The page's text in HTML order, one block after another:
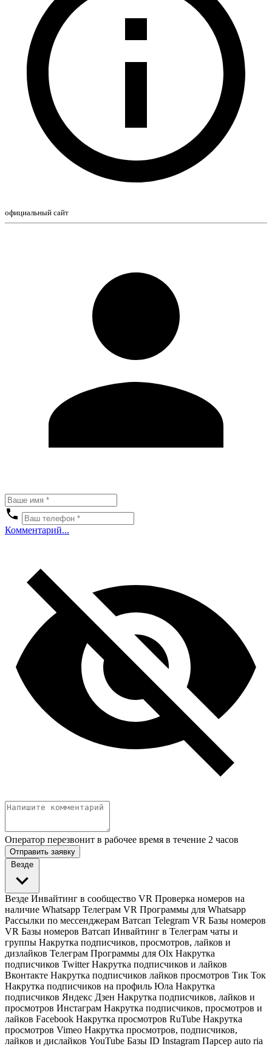
официальный сайт
Комментарий...
Оператор перезвонит в рабочее время в течение 2 часов
Отправить заявку
Везде
Везде Инвайтинг в сообщество VR Проверка номеров на
наличие Whatsapp Телеграм VR Программы для Whatsapp
Рассылки по мессенджерам Ватсап Telegram VR Базы номеров
VR Базы номеров Ватсап Инвайтинг в Телеграм чаты и
группы Накрутка подписчиков, просмотров, лайков и
дизлайков Телеграм Программы для Olx Накрутка
подписчиков Twitter Накрутка подписчиков и лайков
Вконтакте Накрутка подписчиков лайков просмотров Тик Ток
Накрутка подписчиков на профиль Юла Накрутка
подписчиков Яндекс Дзен Накрутка подписчиков, лайков и
просмотров Инстаграм Накрутка подписчиков, просмотров и
лайков Facebook Накрутка просмотров RuTube Накрутка
просмотров Vimeo Накрутка просмотров, подписчиков,
лайков и дислайков YouTube Базы ID Instagram Парсер auto ria